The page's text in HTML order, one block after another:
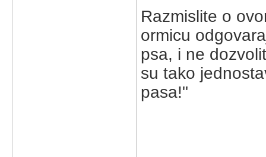
Razmislite o
ormicu
psa, i ne
su tako
pasa!"